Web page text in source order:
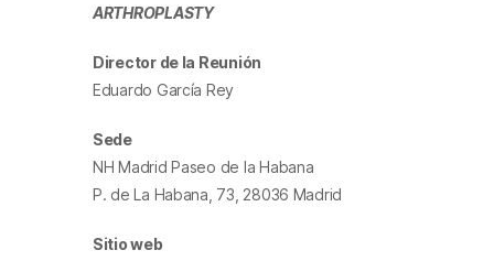
ARTHROPLASTY
Director de la Reunión
Eduardo García Rey
Sede
NH Madrid Paseo de la Habana
P. de La Habana, 73, 28036 Madrid
Sitio web